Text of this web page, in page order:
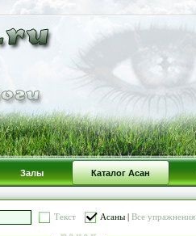
Залы Каталог Асан
Текст Асаны| Все упражнения